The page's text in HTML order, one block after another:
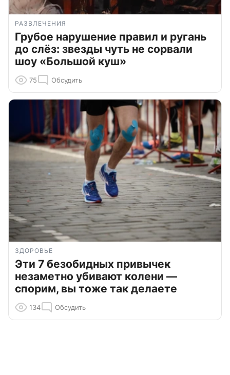
РАЗВЛЕЧЕНИЯ
Грубое нарушение правил и ругань
до слёз: звезды чуть не сорвали
шоу «Большой куш»
75 Обсудить
ЗДОРОВЬЕ
Эти 7 безобидных привычек
незаметно убивают колени —
спорим, вы тоже так делаете
134 Обсудить